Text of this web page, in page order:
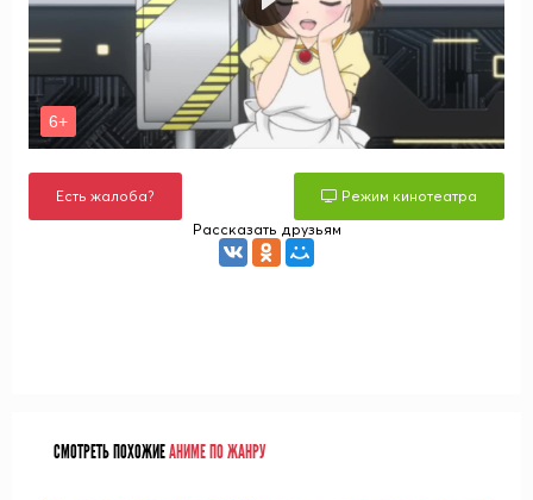
Есть жалоба?
Режим кинотеатра
Рассказать друзьям
СМОТРЕТЬ ПОХОЖИЕАНИМЕ ПО ЖАНРУ